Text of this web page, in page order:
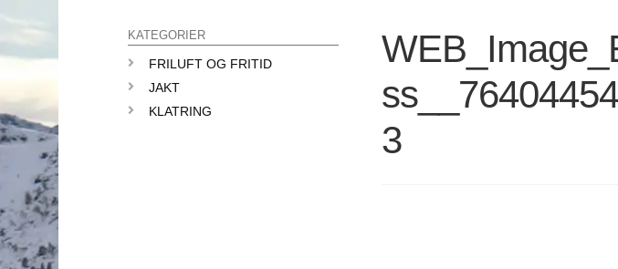
3
KATEGORIER
FRILUFT OG FRITID
JAKT
KLATRING